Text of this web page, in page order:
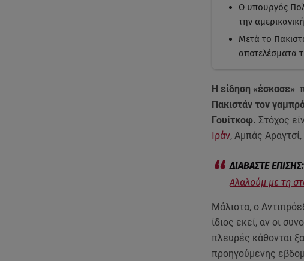
Ο υπουργός
την
Μετά το
αποτελέσματα
Η είδηση «έσκασε»
Πακιστάν τον
Γουίτκοφ. Στόχος
Ιράν, Αμπάς
Αλαλούμ με τη
Μάλιστα, ο
ίδιος εκεί, αν οι
πλευρές κάθονται
προηγούμενης